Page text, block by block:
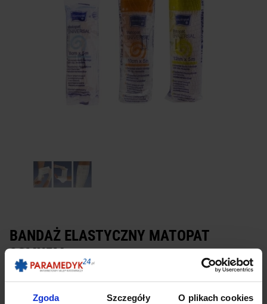
Zgoda Szczegóły O plikach cookies
BANDAŻ ELASTYCZNY MATOPAT
8CMX5M